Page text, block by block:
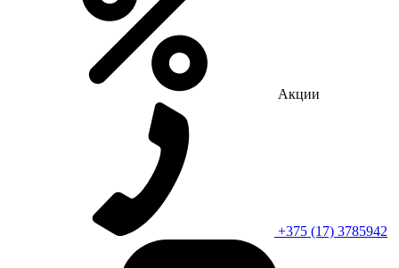
Акции
+375 (17) 3785942